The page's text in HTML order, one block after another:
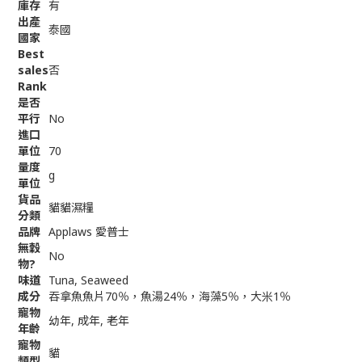
庫存 有
出產
國家
泰國
Best
sales
Rank
否
是否
平行
進口
No
單位 70
量度
單位
g
貨品
分類
貓貓濕糧
品牌 Applaws 愛普士
無穀
物?
No
味道 Tuna, Seaweed
成分 吞拿魚魚片70％，魚湯24％，海藻5％，大米1％
寵物
年齡
幼年, 成年, 老年
寵物
貓